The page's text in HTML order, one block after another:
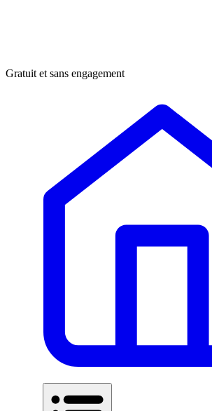
Gratuit et sans engagement